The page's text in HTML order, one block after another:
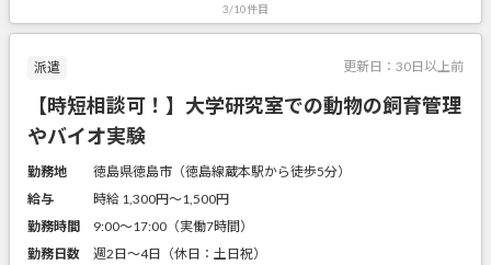
3/10件目
派遣 更新日： 30日以上前
【時短相談可！】大学研究室での動物の飼育管理
やバイオ実験
勤務地
徳島県徳島市（徳島線蔵本駅から徒歩5分）
給与
時給 1,300円〜1,500円
勤務時間
9:00～17:00（実働7時間）
勤務日数
週2日～4日（休日：土日祝）